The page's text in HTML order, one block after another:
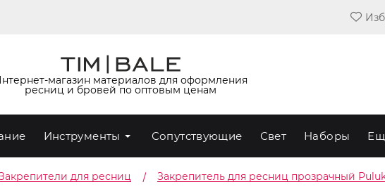
магазин материалов для оформления
ресниц и бровей по оптовым ценам
Инструменты Сопутствующие Свет Наборы
для ресниц Закрепитель для ресниц прозрачный